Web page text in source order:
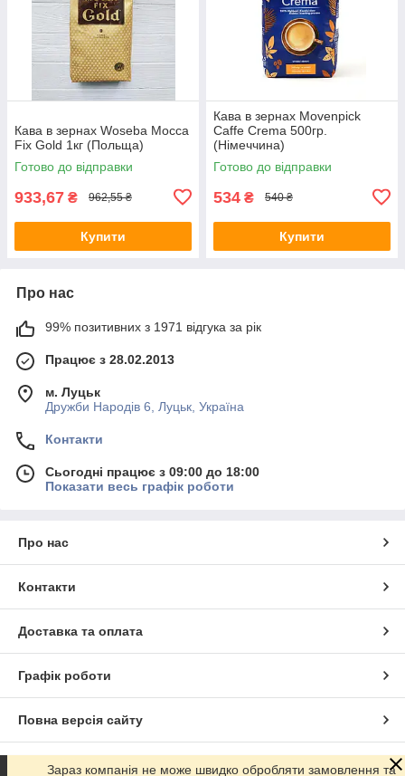
Кава в зернах Woseba Mocca
Fix Gold 1кг (Польща)
Готово до відправки
933,67 ₴ 962,55 ₴
Купити
Кава в зернах Movenpick
Caffe Crema 500гр.
(Німеччина)
Готово до відправки
534 ₴ 540 ₴
Купити
Про нас
99% позитивних з 1971 відгука за рік
Працює з 28.02.2013
м. Луцьк
Дружби Народів 6, Луцьк, Україна
Контакти
Сьогодні працює з 09:00 до 18:00
Показати весь графік роботи
Про нас
Контакти
Доставка та оплата
Графік роботи
Повна версія сайту
Сайт створено на маркетплейсі Prom.ua
Зараз компанія не може швидко обробляти замовлення та